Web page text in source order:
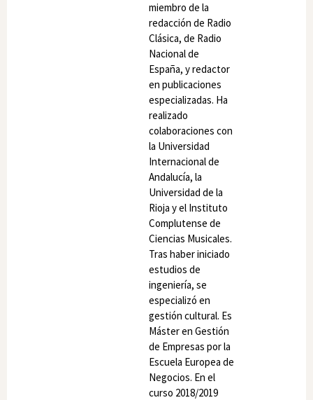
miembro de la
redacción de Radio
Clásica, de Radio
Nacional de
España, y redactor
en publicaciones
especializadas. Ha
realizado
colaboraciones con
la Universidad
Internacional de
Andalucía, la
Universidad de la
Rioja y el Instituto
Complutense de
Ciencias Musicales.
Tras haber iniciado
estudios de
ingeniería, se
especializó en
gestión cultural. Es
Máster en Gestión
de Empresas por la
Escuela Europea de
Negocios. En el
curso 2018/2019